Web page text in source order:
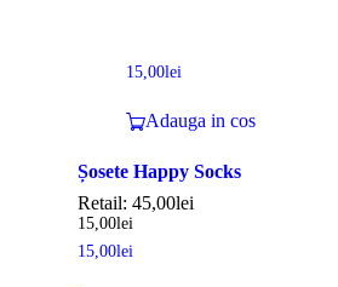
15,00lei
Adauga in cos
Șosete Happy Socks
Retail: 45,00lei
15,00lei
15,00lei